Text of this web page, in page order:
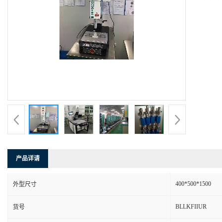
产品详请
外型尺寸 400*500*1500
货号 BLLKFIIUR